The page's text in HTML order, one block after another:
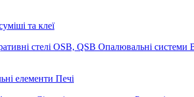
та клеї
стелі OSB, QSB Опалювальні системи
елементи Печі